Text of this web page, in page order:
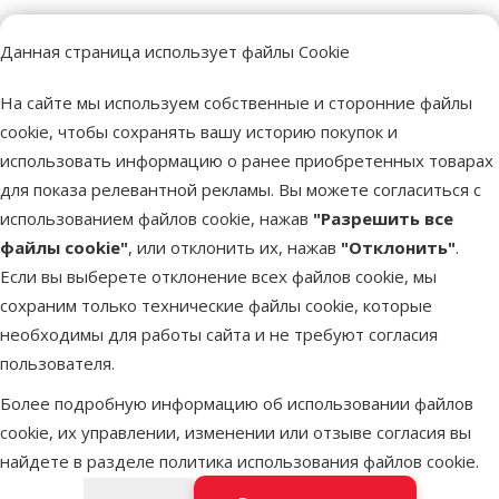
Данная страница использует файлы Cookie
На сайте мы используем собственные и сторонние файлы
cookie, чтобы сохранять вашу историю покупок и
использовать информацию о ранее приобретенных товарах
для показа релевантной рекламы. Вы можете согласиться с
использованием файлов cookie, нажав "Разрешить все
файлы cookie", или отклонить их, нажав "Отклонить".
Если вы выберете отклонение всех файлов cookie, мы
сохраним только технические файлы cookie, которые
необходимы для работы сайта и не требуют согласия
пользователя.
Более подробную информацию об использовании файлов
cookie, их управлении, изменении или отзыве согласия вы
найдете в разделе политика использования файлов cookie.
Более 40 магазинов в Латвии
Напиши нам
eveikals@dinozoo.lv Пн.–Пт. 9:00 – 17:00
Свяжись с нами
Открыть чат
Посети
один из наших магазинов
Меню в футере
Информация о компании